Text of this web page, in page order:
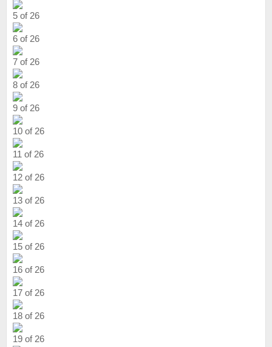
5 of 26
6 of 26
7 of 26
8 of 26
9 of 26
10 of 26
11 of 26
12 of 26
13 of 26
14 of 26
15 of 26
16 of 26
17 of 26
18 of 26
19 of 26